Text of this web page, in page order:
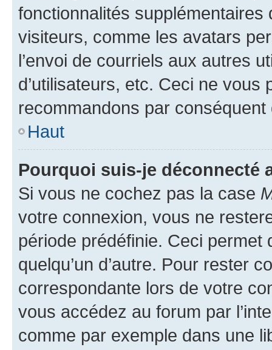
fonctionnalités
visiteurs, comme les avatars
l’envoi de courriels aux autres
d’utilisateurs, etc. Ceci ne vous
recommandons par conséquent
Haut
Pourquoi suis-je déconnecté
Si vous ne cochez pas la case
votre connexion, vous ne
période prédéfinie. Ceci permet
quelqu’un d’autre. Pour rester
correspondante lors de votre
vous accédez au forum par
comme par exemple dans une